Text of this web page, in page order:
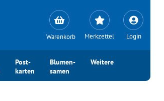
Warenkorb
Merkzettel Login
Post-
karten
Blumen-
samen
Weitere